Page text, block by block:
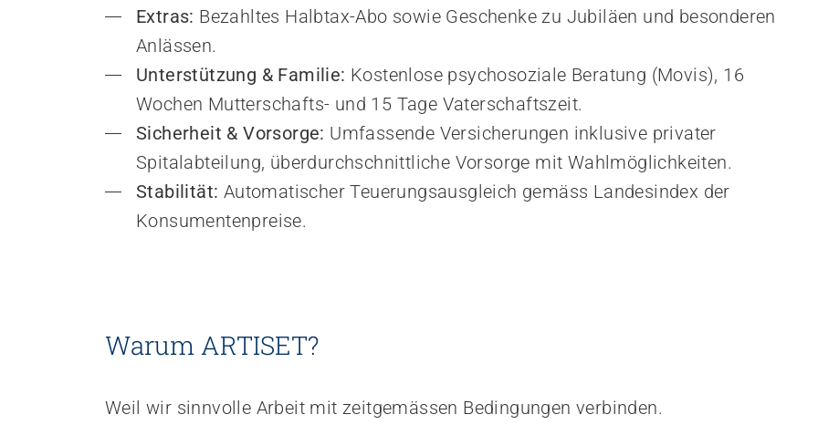
Extras: Bezahltes Halbtax-Abo sowie Geschenke zu Jubiläen und besonderen
Anlässen.
Unterstützung & Familie: Kostenlose psychosoziale Beratung (Movis), 16
Wochen Mutterschafts- und 15 Tage Vaterschaftszeit.
Sicherheit & Vorsorge: Umfassende Versicherungen inklusive privater
Spitalabteilung, überdurchschnittliche Vorsorge mit Wahlmöglichkeiten.
Stabilität: Automatischer Teuerungsausgleich gemäss Landesindex der
Konsumentenpreise.
Warum ARTISET?
Weil wir sinnvolle Arbeit mit zeitgemässen Bedingungen verbinden.